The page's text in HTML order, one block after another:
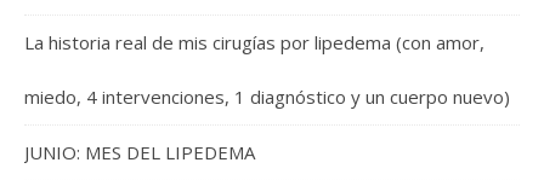
La historia real de mis cirugías por lipedema (con amor,
miedo, 4 intervenciones, 1 diagnóstico y un cuerpo nuevo)
JUNIO: MES DEL LIPEDEMA